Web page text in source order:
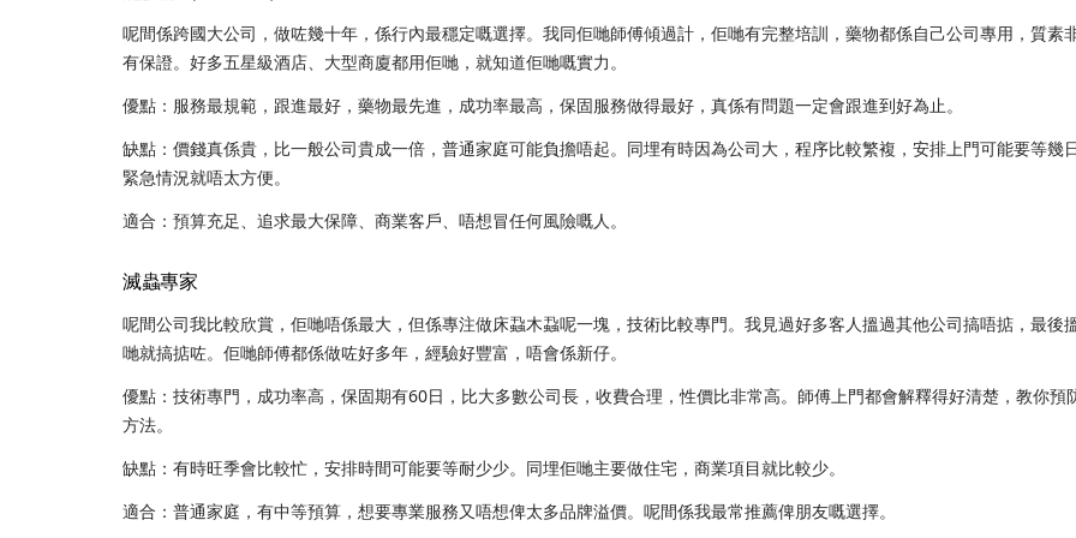
呢間係跨國大公司，做咗幾十年，係行內最穩定嘅選擇。我同佢哋師傅傾過計，佢哋有完整培訓，藥物都係自己公司專用，質素
有保證。好多五星級酒店、大型商廈都用佢哋，就知道佢哋嘅實力。
優點：服務最規範，跟進最好，藥物最先進，成功率最高，保固服務做得最好，真係有問題一定會跟進到好為止。
缺點：價錢真係貴，比一般公司貴成一倍，普通家庭可能負擔唔起。同埋有時因為公司大，程序比較繁複，安排上門可能要等幾
緊急情況就唔太方便。
適合：預算充足、追求最大保障、商業客戶、唔想冒任何風險嘅人。
滅蟲專家
呢間公司我比較欣賞，佢哋唔係最大，但係專注做床蝨木蝨呢一塊，技術比較專門。我見過好多客人搵過其他公司搞唔掂，最後
哋就搞掂咗。佢哋師傅都係做咗好多年，經驗好豐富，唔會係新仔。
優點：技術專門，成功率高，保固期有60日，比大多數公司長，收費合理，性價比非常高。師傅上門都會解釋得好清楚，教你預
方法。
缺點：有時旺季會比較忙，安排時間可能要等耐少少。同埋佢哋主要做住宅，商業項目就比較少。
適合：普通家庭，有中等預算，想要專業服務又唔想俾太多品牌溢價。呢間係我最常推薦俾朋友嘅選擇。